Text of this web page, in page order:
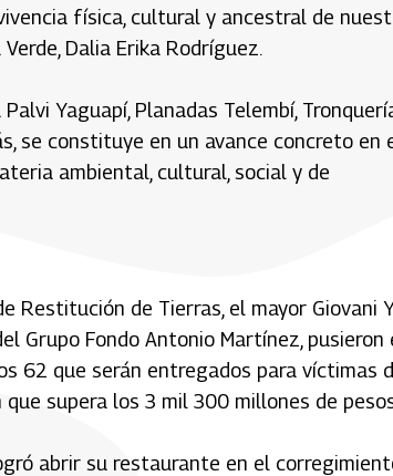
física, cultural y ancestral de
Dalia Erika Rodríguez.
Yaguapí, Planadas Telembí,
se constituye en un avance concreto en
ambiental, cultural, social y de
Restitución de Tierras, el mayor Giovani
Grupo Fondo Antonio Martínez, pusieron
62 que serán entregados para víctimas
supera los 3 mil 300 millones de
abrir su restaurante en el